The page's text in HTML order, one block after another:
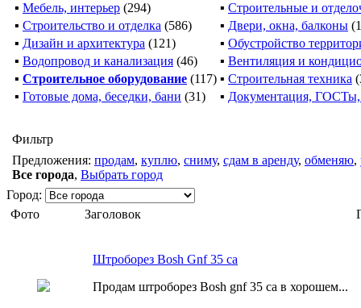
▪ Мебель, интерьер (294) ▪ Строительные и
▪ Строительство и отделка (586) ▪ Двери, окна, балконы
▪ Дизайн и архитектура (121) ▪ Обустройство
▪ Водопровод и канализация (46) ▪ Вентиляция и
▪ Строительное оборудование (117) ▪ Строительная техника
▪ Готовые дома, беседки, бани (31) ▪ Документация,
Фильтр
Предложения: продам, куплю, сниму, сдам в аренду, обменяю,
Все города, Выбрать город
Город:
Фото
Заголовок
Штроборез Bosh Gnf 35 ca
Продам штроборез Bosh gnf 35 ca в хорошем...